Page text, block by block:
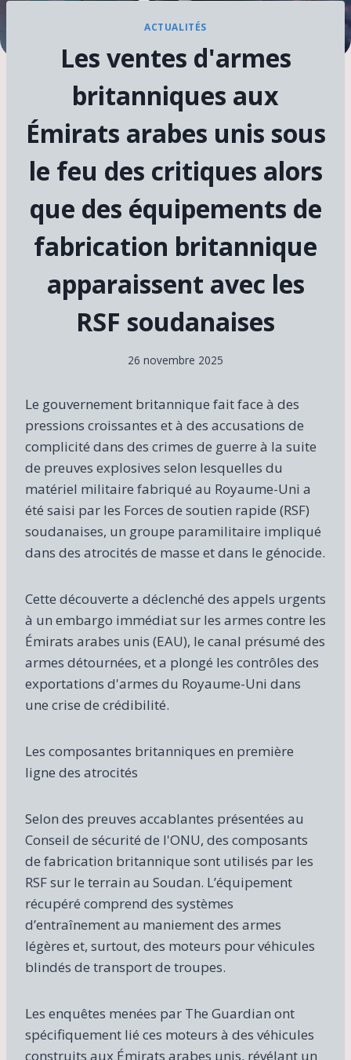
ACTUALITÉS
Les ventes d'armes
britanniques aux
Émirats arabes unis sous
le feu des critiques alors
que des équipements de
fabrication britannique
apparaissent avec les
RSF soudanaises
26 novembre 2025
Le gouvernement britannique fait face à des
pressions croissantes et à des accusations de
complicité dans des crimes de guerre à la suite
de preuves explosives selon lesquelles du
matériel militaire fabriqué au Royaume-Uni a
été saisi par les Forces de soutien rapide (RSF)
soudanaises, un groupe paramilitaire impliqué
dans des atrocités de masse et dans le génocide.
Cette découverte a déclenché des appels urgents
à un embargo immédiat sur les armes contre les
Émirats arabes unis (EAU), le canal présumé des
armes détournées, et a plongé les contrôles des
exportations d'armes du Royaume-Uni dans
une crise de crédibilité.
Les composantes britanniques en première
ligne des atrocités
Selon des preuves accablantes présentées au
Conseil de sécurité de l'ONU, des composants
de fabrication britannique sont utilisés par les
RSF sur le terrain au Soudan. L’équipement
récupéré comprend des systèmes
d’entraînement au maniement des armes
légères et, surtout, des moteurs pour véhicules
blindés de transport de troupes.
Les enquêtes menées par The Guardian ont
spécifiquement lié ces moteurs à des véhicules
construits aux Émirats arabes unis, révélant un